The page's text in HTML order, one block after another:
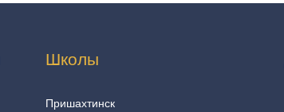
Школы
Пришахтинск